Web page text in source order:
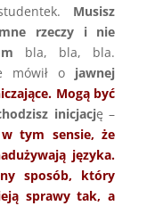
Musisz
rzeczy i nie
bla, bla, bla.
mówił o jawnej
Mogą być
inicjację –
w tym sensie, że
języka.
sposób, który
sprawy tak, a